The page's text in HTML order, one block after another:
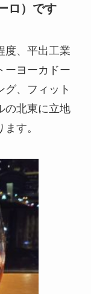
ロ）です
度、平出工業
ーヨーカドー
グ、フィット
の北東に立地
す。